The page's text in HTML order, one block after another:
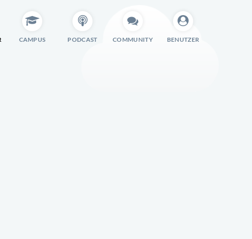
CAMPUS PODCAST COMMUNITY BENUTZER